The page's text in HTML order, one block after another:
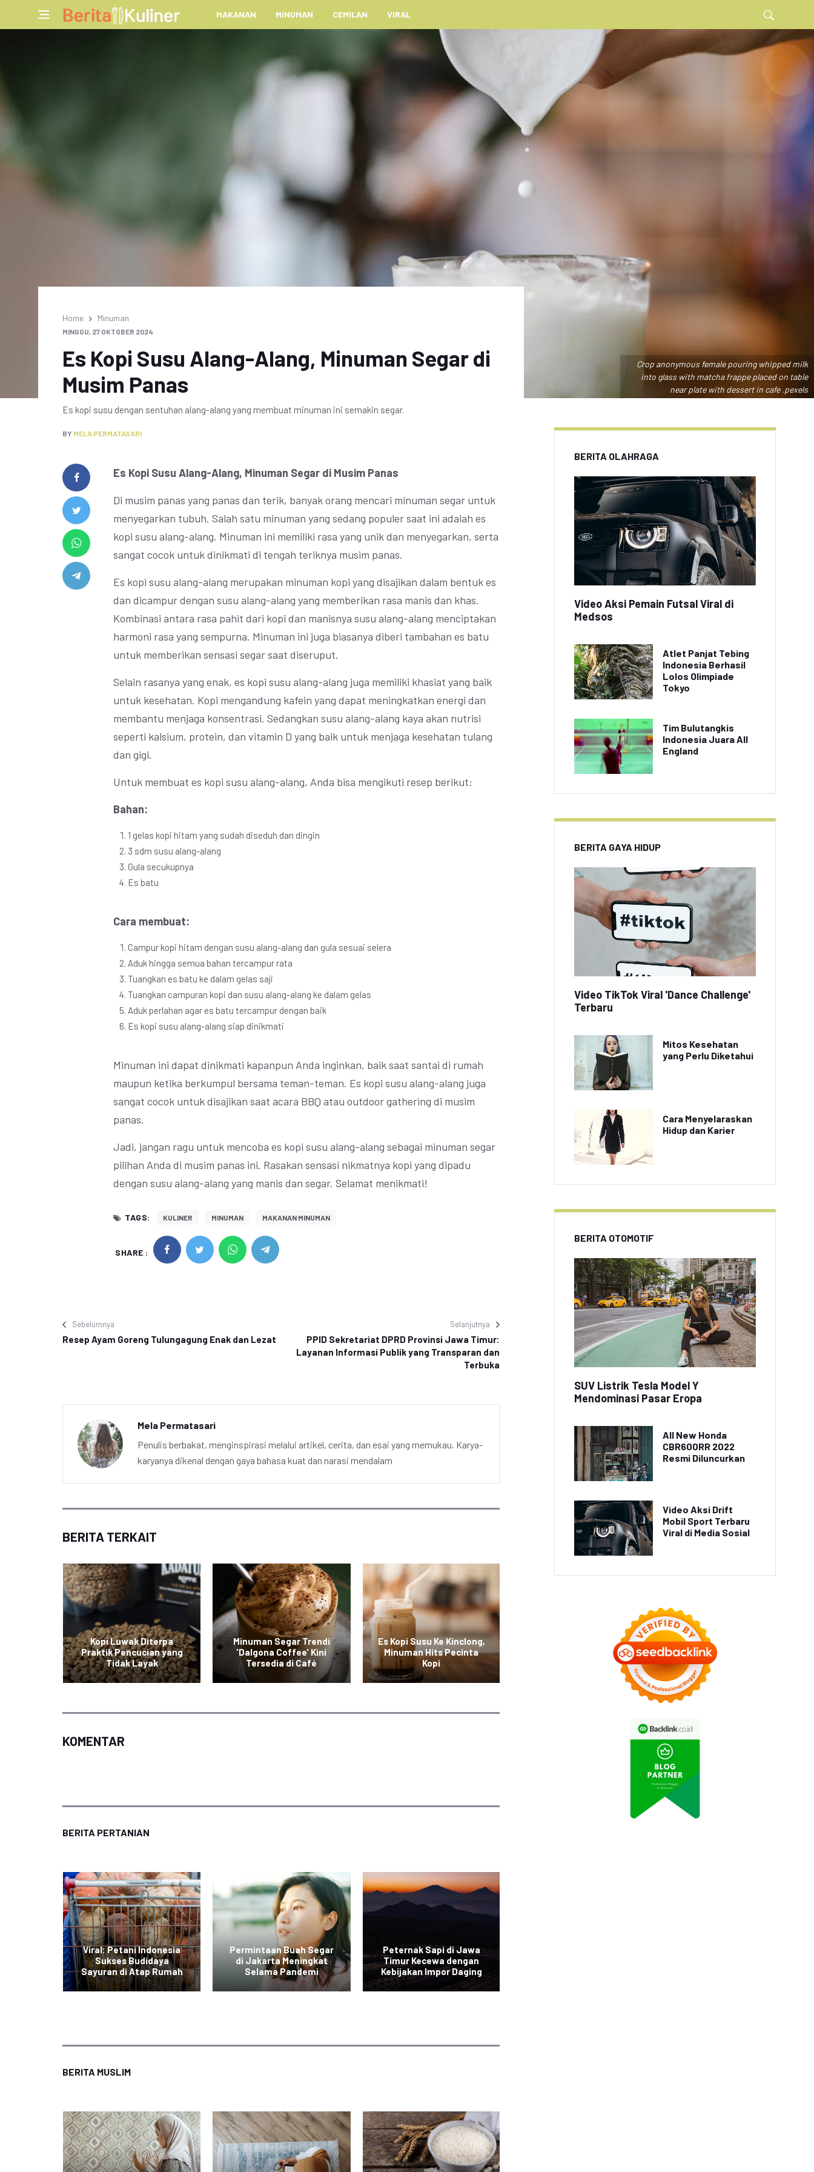
MAKANAN MINUMAN CEMILAN VIRAL
Crop anonymous female pouring whipped milk
into glass with matcha frappe placed on table
near plate with dessert in cafe .pexels
Home Minuman
MINGGU, 27 OKTOBER 2024
Es Kopi Susu Alang-Alang, Minuman Segar di
Musim Panas
Es kopi susu dengan sentuhan alang-alang yang membuat minuman ini semakin segar.
BY MELA PERMATASARI
Es Kopi Susu Alang-Alang, Minuman Segar di Musim Panas
Di musim panas yang panas dan terik, banyak orang mencari minuman segar untuk
menyegarkan tubuh. Salah satu minuman yang sedang populer saat ini adalah es
kopi susu alang-alang. Minuman ini memiliki rasa yang unik dan menyegarkan, serta
sangat cocok untuk dinikmati di tengah teriknya musim panas.
Es kopi susu alang-alang merupakan minuman kopi yang disajikan dalam bentuk es
dan dicampur dengan susu alang-alang yang memberikan rasa manis dan khas.
Kombinasi antara rasa pahit dari kopi dan manisnya susu alang-alang menciptakan
harmoni rasa yang sempurna. Minuman ini juga biasanya diberi tambahan es batu
untuk memberikan sensasi segar saat diseruput.
Selain rasanya yang enak, es kopi susu alang-alang juga memiliki khasiat yang baik
untuk kesehatan. Kopi mengandung kafein yang dapat meningkatkan energi dan
membantu menjaga konsentrasi. Sedangkan susu alang-alang kaya akan nutrisi
seperti kalsium, protein, dan vitamin D yang baik untuk menjaga kesehatan tulang
dan gigi.
Untuk membuat es kopi susu alang-alang, Anda bisa mengikuti resep berikut:
Bahan:
1 gelas kopi hitam yang sudah diseduh dan dingin
3 sdm susu alang-alang
Gula secukupnya
Es batu
Cara membuat:
Campur kopi hitam dengan susu alang-alang dan gula sesuai selera
Aduk hingga semua bahan tercampur rata
Tuangkan es batu ke dalam gelas saji
Tuangkan campuran kopi dan susu alang-alang ke dalam gelas
Aduk perlahan agar es batu tercampur dengan baik
Es kopi susu alang-alang siap dinikmati
Minuman ini dapat dinikmati kapanpun Anda inginkan, baik saat santai di rumah
maupun ketika berkumpul bersama teman-teman. Es kopi susu alang-alang juga
sangat cocok untuk disajikan saat acara BBQ atau outdoor gathering di musim
panas.
Jadi, jangan ragu untuk mencoba es kopi susu alang-alang sebagai minuman segar
pilihan Anda di musim panas ini. Rasakan sensasi nikmatnya kopi yang dipadu
dengan susu alang-alang yang manis dan segar. Selamat menikmati!
TAGS: KULINER MINUMAN MAKANAN MINUMAN
SHARE :
Sebelumnya
Resep Ayam Goreng Tulungagung Enak dan Lezat
Selanjutnya
PPID Sekretariat DPRD Provinsi Jawa Timur:
Layanan Informasi Publik yang Transparan dan
Terbuka
Mela Permatasari
Penulis berbakat, menginspirasi melalui artikel, cerita, dan esai yang memukau. Karya-
karyanya dikenal dengan gaya bahasa kuat dan narasi mendalam
BERITA TERKAIT
Kopi Luwak Diterpa
Praktik Pencucian yang
Tidak Layak
Minuman Segar Trendi
'Dalgona Coffee' Kini
Tersedia di Café
Es Kopi Susu Ke Kinclong,
Minuman Hits Pecinta
Kopi
Kopi Luwak Diterpa
Praktik Pencucian yang
Minuman Segar Trendi
'Dalgona Coffee' Kini
Tersedia di Café
KOMENTAR
BERITA PERTANIAN
Viral: Petani Indonesia
Sukses Budidaya
Sayuran di Atap Rumah
Permintaan Buah Segar
di Jakarta Meningkat
Selama Pandemi
Peternak Sapi di Jawa
Timur Kecewa dengan
Kebijakan Impor Daging
BERITA MUSLIM
BERITA OLAHRAGA
Video Aksi Pemain Futsal Viral di
Medsos
Atlet Panjat Tebing
Indonesia Berhasil
Lolos Olimpiade
Tokyo
Tim Bulutangkis
Indonesia Juara All
England
BERITA GAYA HIDUP
Video TikTok Viral 'Dance Challenge'
Terbaru
Mitos Kesehatan
yang Perlu Diketahui
Cara Menyelaraskan
Hidup dan Karier
BERITA OTOMOTIF
SUV Listrik Tesla Model Y
Mendominasi Pasar Eropa
All New Honda
CBR600RR 2022
Resmi Diluncurkan
Video Aksi Drift
Mobil Sport Terbaru
Viral di Media Sosial